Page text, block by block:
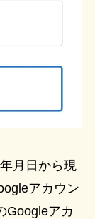
月日から現
アカウン
Googleアカ